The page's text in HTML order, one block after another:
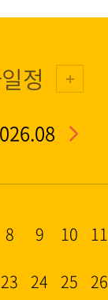
정
8 9 10 11
23 24 25 26